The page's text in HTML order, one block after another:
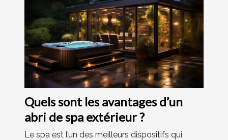
Quels sont les avantages d’un
abri de spa extérieur ?
Le spa est l’un des meilleurs dispositifs qui